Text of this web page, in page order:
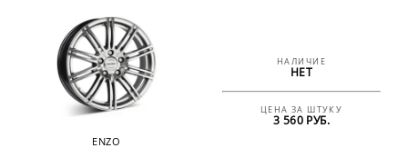
ENZO
НАЛИЧИЕ
НЕТ
ЦЕНА ЗА ШТУКУ
3 560 РУБ.